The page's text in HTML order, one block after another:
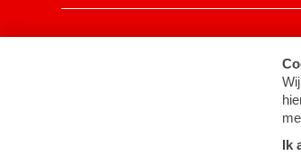
Cookie-instellingen